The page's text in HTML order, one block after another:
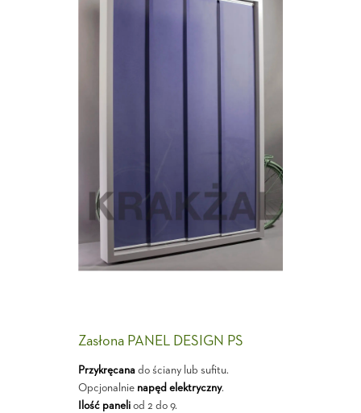
Zasłona PANEL DESIGN PS
Przykręcanado ściany lub sufitu.
Opcjonalnie napęd elektryczny.
Ilość paneliod 2 do 9.